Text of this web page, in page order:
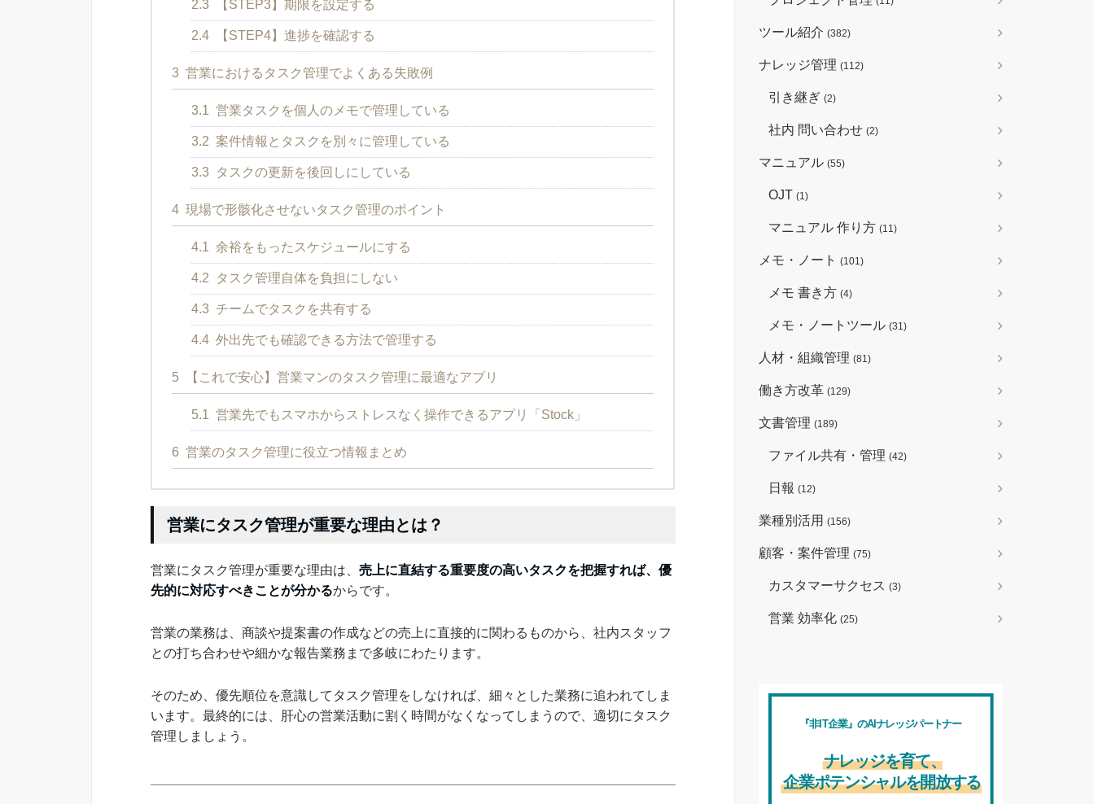
2.3 【STEP3】期限を設定する
2.4 【STEP4】進捗を確認する
3 営業におけるタスク管理でよくある失敗例
3.1 営業タスクを個人のメモで管理している
3.2 案件情報とタスクを別々に管理している
3.3 タスクの更新を後回しにしている
4 現場で形骸化させないタスク管理のポイント
4.1 余裕をもったスケジュールにする
4.2 タスク管理自体を負担にしない
4.3 チームでタスクを共有する
4.4 外出先でも確認できる方法で管理する
5 【これで安心】営業マンのタスク管理に最適なアプリ
5.1 営業先でもスマホからストレスなく操作できるアプリ「Stock」
6 営業のタスク管理に役立つ情報まとめ
営業にタスク管理が重要な理由とは？
営業にタスク管理が重要な理由は、 売上に直結する重要度の高いタスクを把握すれば、優
先的に対応すべきことが分かるからです。
営業の業務は、商談や提案書の作成などの売上に直接的に関わるものから、社内スタッフ
との打ち合わせや細かな報告業務まで多岐にわたります。
そのため、優先順位を意識してタスク管理をしなければ、細々とした業務に追われてしま
います。最終的には、肝心の営業活動に割く時間がなくなってしまうので、適切にタスク
管理しましょう。
ツール紹介 (382)
ナレッジ管理 (112)
引き継ぎ (2)
社内 問い合わせ (2)
マニュアル (55)
OJT (1)
マニュアル 作り方 (11)
メモ・ノート (101)
メモ 書き方 (4)
メモ・ノートツール (31)
人材・組織管理 (81)
働き方改革 (129)
文書管理 (189)
ファイル共有・管理 (42)
日報 (12)
業種別活用 (156)
顧客・案件管理 (75)
カスタマーサクセス (3)
営業 効率化 (25)